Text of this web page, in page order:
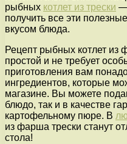
рыбных котлет из трески —
получить все эти
вкусом блюда.
Рецепт рыбных котлет из
простой и не требует
приготовления вам
ингредиентов, которые
магазине. Вы можете
блюдо, так и в качестве
картофельному пюре. В
из фарша трески станут
стола!